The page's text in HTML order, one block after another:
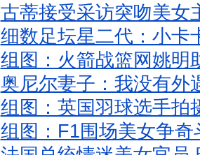
古蒂接受采访突吻美女
细数足坛星二代：小卡
组图：火箭战篮网姚明
奥尼尔妻子：我没有外
组图：英国羽球选手拍
组图：F1围场美女争